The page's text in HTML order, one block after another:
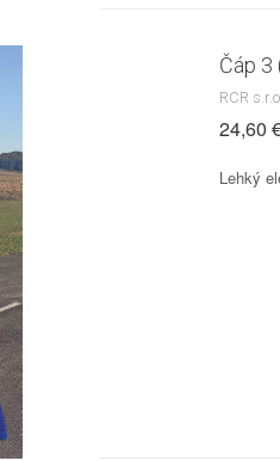
Čáp 3
RCR
24,60
Lehký